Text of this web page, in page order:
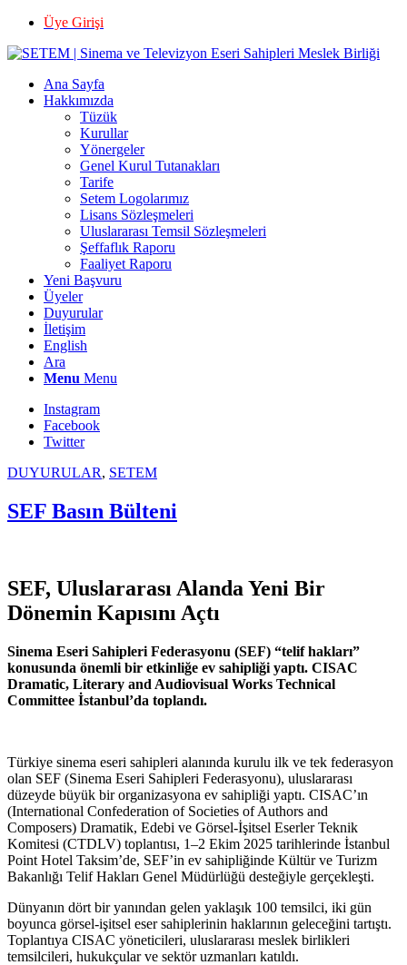
Üye Girişi
Ana Sayfa
Hakkımızda
Tüzük
Kurullar
Yönergeler
Genel Kurul Tutanakları
Tarife
Setem Logolarımız
Lisans Sözleşmeleri
Uluslararası Temsil Sözleşmeleri
Şeffaflık Raporu
Faaliyet Raporu
Yeni Başvuru
Üyeler
Duyurular
İletişim
English
Ara
Menu Menu
Instagram
Facebook
Twitter
DUYURULAR, SETEM
SEF Basın Bülteni
SEF, Uluslararası Alanda Yeni Bir
Dönemin Kapısını Açtı
Sinema Eseri Sahipleri Federasyonu (SEF) “telif hakları”
konusunda önemli bir etkinliğe ev sahipliği yaptı. CISAC
Dramatic, Literary and Audiovisual Works Technical
Committee İstanbul’da toplandı.
Türkiye sinema eseri sahipleri alanında kurulu ilk ve tek federasyon
olan SEF (Sinema Eseri Sahipleri Federasyonu), uluslararası
düzeyde büyük bir organizasyona ev sahipliği yaptı. CISAC’ın
(International Confederation of Societies of Authors and
Composers) Dramatik, Edebi ve Görsel-İşitsel Eserler Teknik
Komitesi (CTDLV) toplantısı, 1–2 Ekim 2025 tarihlerinde İstanbul
Point Hotel Taksim’de, SEF’in ev sahipliğinde Kültür ve Turizm
Bakanlığı Telif Hakları Genel Müdürlüğü desteğiyle gerçekleşti.
Dünyanın dört bir yanından gelen yaklaşık 100 temsilci, iki gün
boyunca görsel-işitsel eser sahiplerinin haklarının geleceğini tartıştı.
Toplantıya CISAC yöneticileri, uluslararası meslek birlikleri
temsilcileri, hukukçular ve sektör uzmanları katıldı.